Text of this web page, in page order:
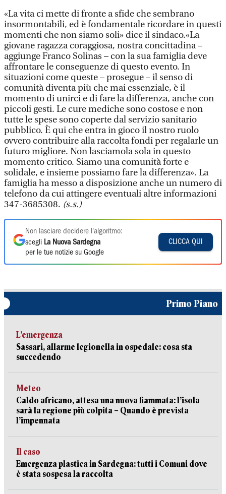
«La vita ci mette di fronte a sfide che sembrano
insormontabili, ed è fondamentale ricordare in questi
momenti che non siamo soli» dice il sindaco.«La
giovane ragazza coraggiosa, nostra concittadina –
aggiunge Franco Solinas – con la sua famiglia deve
affrontare le conseguenze di questo evento. In
situazioni come queste – prosegue – il senso di
comunità diventa più che mai essenziale, è il
momento di unirci e di fare la differenza, anche con
piccoli gesti. Le cure mediche sono costose e non
tutte le spese sono coperte dal servizio sanitario
pubblico. È qui che entra in gioco il nostro ruolo
ovvero contribuire alla raccolta fondi per regalarle un
futuro migliore. Non lasciamola sola in questo
momento critico. Siamo una comunità forte e
solidale, e insieme possiamo fare la differenza». La
famiglia ha messo a disposizione anche un numero di
telefono da cui attingere eventuali altre informazioni
347-3685308. (s.s.)
Non lasciare decidere l'algoritmo:
scegli La Nuova Sardegna
per le tue notizie su Google
CLICCA QUI
Primo Piano
L’emergenza
Sassari, allarme legionella in ospedale: cosa sta
succedendo
Meteo
Caldo africano, attesa una nuova fiammata: l’isola
sarà la regione più colpita – Quando è prevista
l’impennata
Il caso
Emergenza plastica in Sardegna: tutti i Comuni dove
è stata sospesa la raccolta